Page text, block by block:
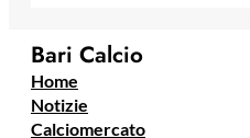
Bari Calcio
Home
Notizie
Calciomercato